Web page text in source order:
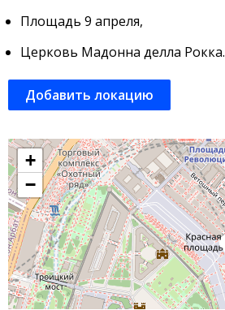
Площадь 9 апреля,
Церковь Мадонна делла Рокка.
Добавить локацию
+
−